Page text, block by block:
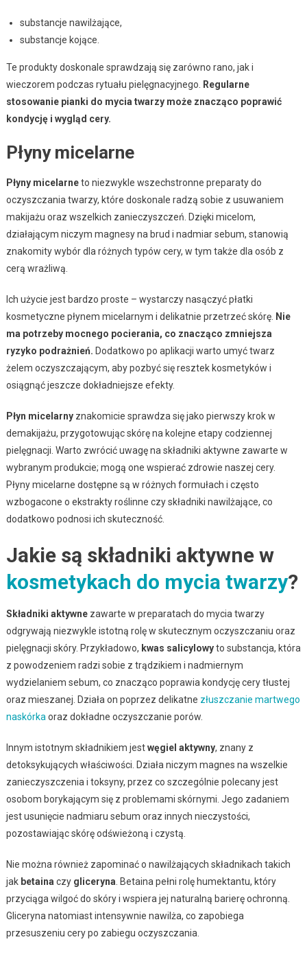
substancje nawilżające,
substancje kojące.
Te produkty doskonale sprawdzają się zarówno rano, jak i
wieczorem podczas rytuału pielęgnacyjnego.
Regularne
stosowanie pianki do mycia twarzy może znacząco poprawić
kondycję i wygląd cery.
Płyny micelarne
Płyny micelarneto niezwykle wszechstronne preparaty do
oczyszczania twarzy, które doskonale radzą sobie z usuwaniem
makijażu oraz wszelkich zanieczyszczeń. Dzięki micelom,
działającym niczym magnesy na brud i nadmiar sebum, stanowią
znakomity wybór dla różnych typów cery, w tym także dla osób z
cerą wrażliwą.
Ich użycie jest bardzo proste – wystarczy nasączyć płatki
kosmetyczne płynem micelarnym i delikatnie przetrzeć skórę. Nie
ma potrzeby mocnego pocierania, co znacząco zmniejsza
ryzyko podrażnień. Dodatkowo po aplikacji warto umyć twarz
żelem oczyszczającym, aby pozbyć się resztek kosmetyków i
osiągnąć jeszcze dokładniejsze efekty.
Płyn micelarnyznakomicie sprawdza się jako pierwszy krok w
demakijażu, przygotowując skórę na kolejne etapy codziennej
pielęgnacji. Warto zwrócić uwagę na składniki aktywne zawarte w
wybranym produkcie; mogą one wspierać zdrowie naszej cery.
Płyny micelarne dostępne są w różnych formułach i często
wzbogacone o ekstrakty roślinne czy składniki nawilżające, co
dodatkowo podnosi ich skuteczność.
Jakie są składniki aktywne w
kosmetykach do mycia twarzy?
Składniki aktywnezawarte w preparatach do mycia twarzy
odgrywają niezwykle istotną rolę w skutecznym oczyszczaniu oraz
pielęgnacji skóry. Przykładowo, kwas salicylowyto substancja, która
z powodzeniem radzi sobie z trądzikiem i nadmiernym
wydzielaniem sebum, co znacząco poprawia kondycję cery tłustej
oraz mieszanej. Działa on poprzez delikatne złuszczanie martwego
naskórka oraz dokładne oczyszczanie porów.
Innym istotnym składnikiem jestwęgiel aktywny, znany z
detoksykujących właściwości. Działa niczym magnes na wszelkie
zanieczyszczenia i toksyny, przez co szczególnie polecany jest
osobom borykającym się z problemami skórnymi. Jego zadaniem
jest usunięcie nadmiaru sebum oraz innych nieczystości,
pozostawiając skórę odświeżoną i czystą.
Nie można również zapominać o nawilżających składnikach takich
jak betaina czy gliceryna . Betaina pełni rolę humektantu, który
przyciąga wilgoć do skóry i wspiera jej naturalną barierę ochronną.
Gliceryna natomiast intensywnie nawilża, co zapobiega
przesuszeniu cery po zabiegu oczyszczania.